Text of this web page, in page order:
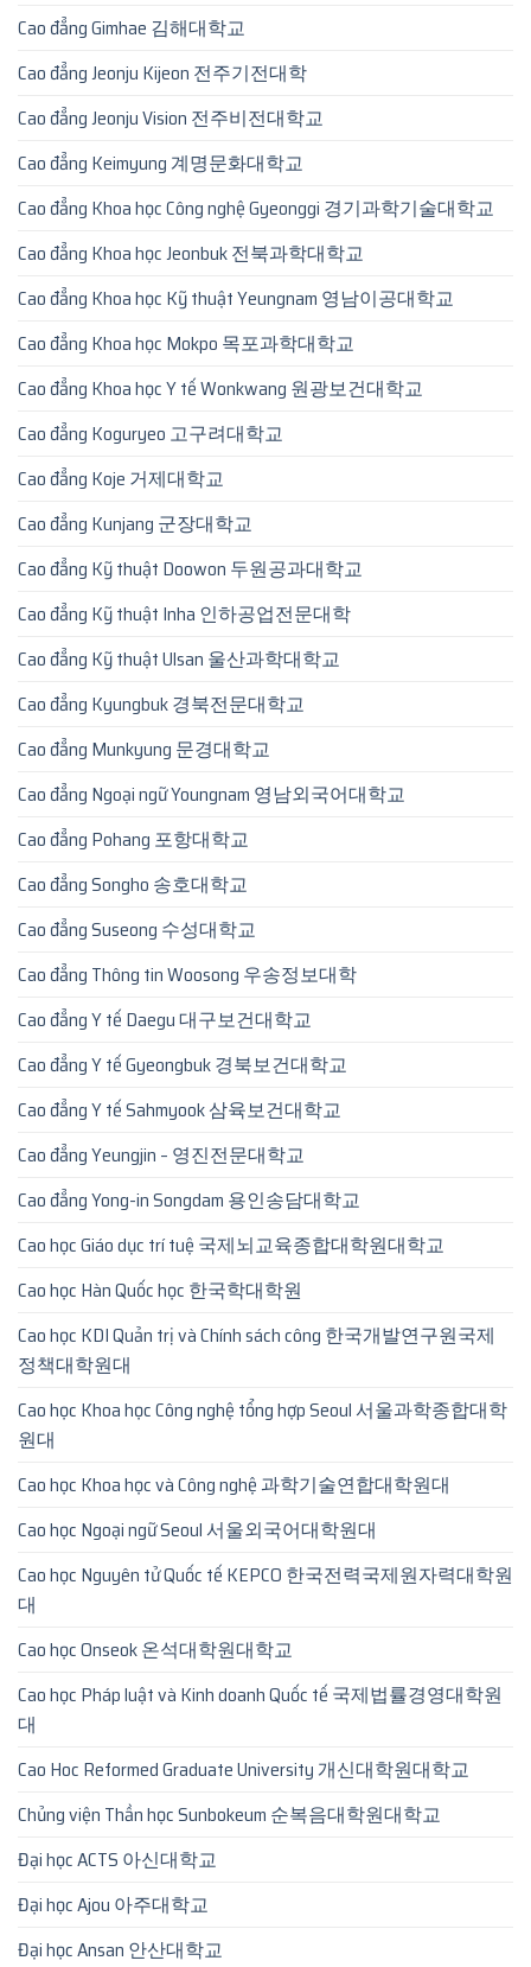
Cao đẳng Gimhae 김해대학교
Cao đẳng Jeonju Kijeon 전주기전대학
Cao đẳng Jeonju Vision 전주비전대학교
Cao đẳng Keimyung 계명문화대학교
Cao đẳng Khoa học Công nghệ Gyeonggi 경기과학기술대학교
Cao đẳng Khoa học Jeonbuk 전북과학대학교
Cao đẳng Khoa học Kỹ thuật Yeungnam 영남이공대학교
Cao đẳng Khoa học Mokpo 목포과학대학교
Cao đẳng Khoa học Y tế Wonkwang 원광보건대학교
Cao đẳng Koguryeo 고구려대학교
Cao đẳng Koje 거제대학교
Cao đẳng Kunjang 군장대학교
Cao đẳng Kỹ thuật Doowon 두원공과대학교
Cao đẳng Kỹ thuật Inha 인하공업전문대학
Cao đẳng Kỹ thuật Ulsan 울산과학대학교
Cao đẳng Kyungbuk 경북전문대학교
Cao đẳng Munkyung 문경대학교
Cao đẳng Ngoại ngữ Youngnam 영남외국어대학교
Cao đẳng Pohang 포항대학교
Cao đẳng Songho 송호대학교
Cao đẳng Suseong 수성대학교
Cao đẳng Thông tin Woosong 우송정보대학
Cao đẳng Y tế Daegu 대구보건대학교
Cao đẳng Y tế Gyeongbuk 경북보건대학교
Cao đẳng Y tế Sahmyook 삼육보건대학교
Cao đẳng Yeungjin – 영진전문대학교
Cao đẳng Yong-in Songdam 용인송담대학교
Cao học Giáo dục trí tuệ 국제뇌교육종합대학원대학교
Cao học Hàn Quốc học 한국학대학원
Cao học KDI Quản trị và Chính sách công 한국개발연구원국제
정책대학원대
Cao học Khoa học Công nghệ tổng hợp Seoul 서울과학종합대학
원대
Cao học Khoa học và Công nghệ 과학기술연합대학원대
Cao học Ngoại ngữ Seoul 서울외국어대학원대
Cao học Nguyên tử Quốc tế KEPCO 한국전력국제원자력대학원
대
Cao học Onseok 온석대학원대학교
Cao học Pháp luật và Kinh doanh Quốc tế 국제법률경영대학원
대
Cao Hoc Reformed Graduate University 개신대학원대학교
Chủng viện Thần học Sunbokeum 순복음대학원대학교
Đại học ACTS 아신대학교
Đại học Ajou 아주대학교
Đại học Ansan 안산대학교